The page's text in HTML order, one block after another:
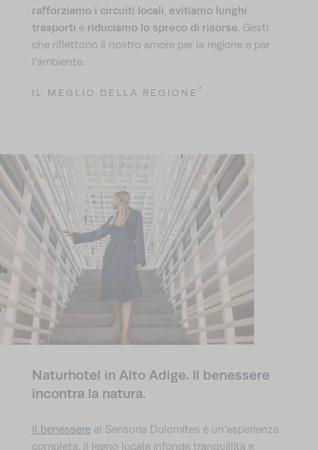
rafforziamo i circuiti locali evitiamo lunghi
trasporti e riduciamo lo spreco di risorse. Gesti
che riflettono il nostro amore per la regione e per
l’ambiente.
IL MEGLIO DELLA REGIONE
Naturhotel in Alto Adige. Il benessere
incontra la natura.
Il benessere al Sensoria Dolomites è un’esperienza
completa. Il legno locale infonde tranquillità e